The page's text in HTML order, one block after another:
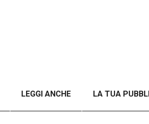
LEGGI ANCHE LA TUA